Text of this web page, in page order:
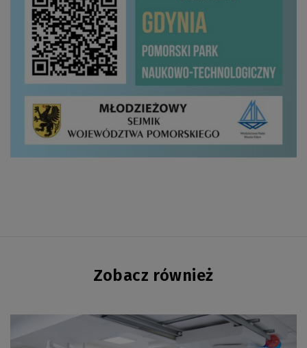
Zobacz również